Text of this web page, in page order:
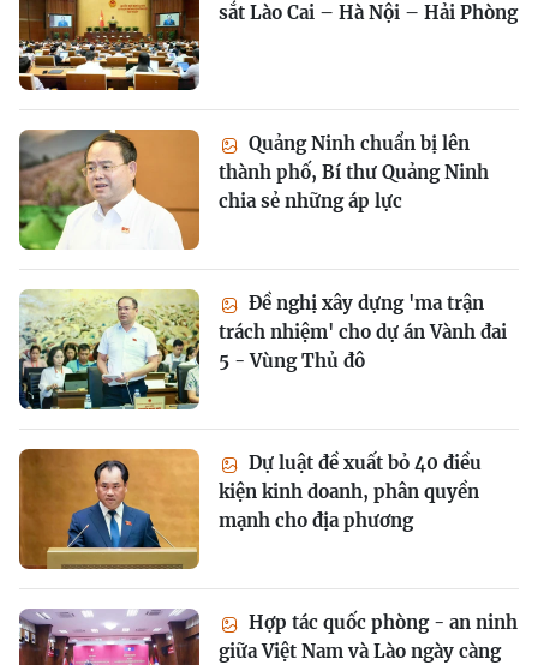
sắt Lào Cai – Hà Nội – Hải Phòng
Quảng Ninh chuẩn bị lên
thành phố, Bí thư Quảng Ninh
chia sẻ những áp lực
Đề nghị xây dựng 'ma trận
trách nhiệm' cho dự án Vành đai
5 - Vùng Thủ đô
Dự luật đề xuất bỏ 40 điều
kiện kinh doanh, phân quyền
mạnh cho địa phương
Hợp tác quốc phòng - an ninh
giữa Việt Nam và Lào ngày càng